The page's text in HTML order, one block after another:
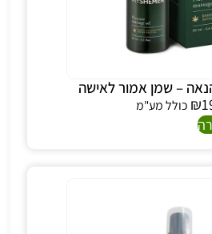
– שמן אמור לאישה
₪ כולל מע"מ